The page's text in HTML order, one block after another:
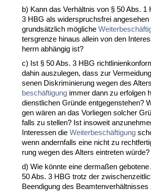
b) Kann das Verhält­nis von § 50 Abs. 1
3 HBG als wi­der­spruchs­frei
grundsätz­lich mögli­che
ters­gren­ze hin­aus al­lein von den
herrn abhängig ist?
c) Ist § 50 Abs. 3 HBG
da­hin aus­zu­le­gen, dass zur
se­nen Dis­kri­mi­nie­rung we­gen des
beschäfti­gung im­mer dann zu er­fol­gen
dienst­li­chen Gründe ent­ge­gen­ste­hen?
gen wären an das Vor­lie­gen sol­cher
falls zu stel­len? Ist in­so­weit
In­ter­es­sen die Wei­ter­beschäfti­gung
wenn an­dern­falls ei­ne nicht zu
rung we­gen des Al­ters ein­tre­ten würde?
d) Wie könn­te ei­ne der­maßen
50 Abs. 3 HBG trotz der
Be­en­di­gung des